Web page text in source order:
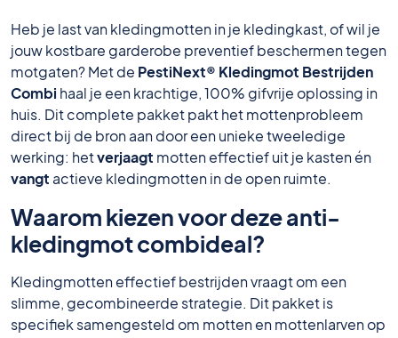
Heb je last van kledingmotten in je kledingkast, of wil je
jouw kostbare garderobe preventief beschermen tegen
motgaten? Met de PestiNext® Kledingmot Bestrijden
Combi haal je een krachtige, 100% gifvrije oplossing in
huis. Dit complete pakket pakt het mottenprobleem
direct bij de bron aan door een unieke tweeledige
werking: hetverjaagt motten effectief uit je kasten én
vangt actieve kledingmotten in de open ruimte.
Waarom kiezen voor deze anti-
kledingmot combideal?
Kledingmotten effectief bestrijden vraagt om een
slimme, gecombineerde strategie. Dit pakket is
specifiek samengesteld om motten en mottenlarven op